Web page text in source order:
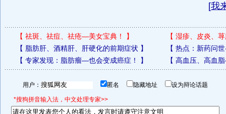
[我
【 祛斑、祛痘、祛疮—美女宝典！ 】 【 湿疹、皮炎、
【 脂肪肝、酒精肝、肝硬化的前期症状 】 【 热点：新药问
【 专家发现：脂肪瘤—也会变成癌症！ 】 【 高血压、高血
用户： 匿名 隐藏地址 设为辩论话题
*搜狗拼音输入法，中文处理专家>>